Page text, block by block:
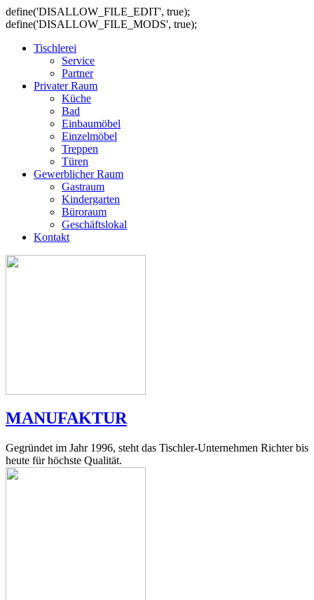
define('DISALLOW_FILE_EDIT', true);
define('DISALLOW_FILE_MODS', true);
Tischlerei
Service
Partner
Privater Raum
Küche
Bad
Einbaumöbel
Einzelmöbel
Treppen
Türen
Gewerblicher Raum
Gastraum
Kindergarten
Büroraum
Geschäftslokal
Kontakt
MANUFAKTUR
Gegründet im Jahr 1996, steht das Tischler-Unternehmen Richter bis
heute für höchste Qualität.